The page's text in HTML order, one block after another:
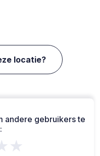
locatie?
andere gebruikers te